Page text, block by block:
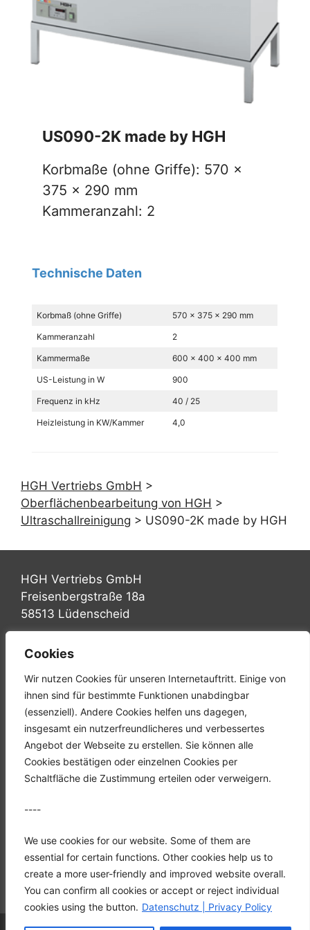
Cookies
Wir nutzen Cookies für unseren Internetauftritt. Einige von
ihnen sind für bestimmte Funktionen unabdingbar
(essenziell). Andere Cookies helfen uns dagegen,
insgesamt ein nutzerfreundlicheres und verbessertes
Angebot der Webseite zu erstellen. Sie können alle
Cookies bestätigen oder einzelnen Cookies per
Schaltfläche die Zustimmung erteilen oder verweigern.
----
We use cookies for our website. Some of them are
essential for certain functions. Other cookies help us to
create a more user-friendly and improved website overall.
You can confirm all cookies or accept or reject individual
cookies using the button. Datenschutz | Privacy Policy
US090-2K made by HGH
Korbmaße (ohne Griffe): 570 x
375 x 290 mm
Kammeranzahl: 2
Technische Daten
Korbmaß (ohne Griffe) 570 x 375 x 290 mm
Kammeranzahl 2
Kammermaße 600 x 400 x 400 mm
US-Leistung in W 900
Frequenz in kHz 40 / 25
Heizleistung in KW/Kammer 4,0
HGH Vertriebs GmbH >
Oberflächenbearbeitung von HGH >
Ultraschallreinigung > US090-2K made by HGH
HGH Vertriebs GmbH
Freisenbergstraße 18a
58513 Lüdenscheid
Tel.: +49 (0) 2351 947570
Mail: info@hgh-luedenscheid.de
Startseite
Unternehmen
Karriere
Downloads
Datenschutz